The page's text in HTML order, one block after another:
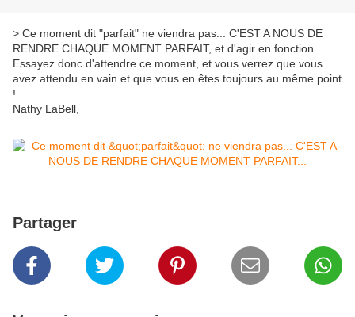
> Ce moment dit "parfait" ne viendra pas... C'EST A NOUS DE
RENDRE CHAQUE MOMENT PARFAIT, et d'agir en fonction.
Essayez donc d'attendre ce moment, et vous verrez que vous
avez attendu en vain et que vous en êtes toujours au même point
!
Nathy LaBell,
Partager